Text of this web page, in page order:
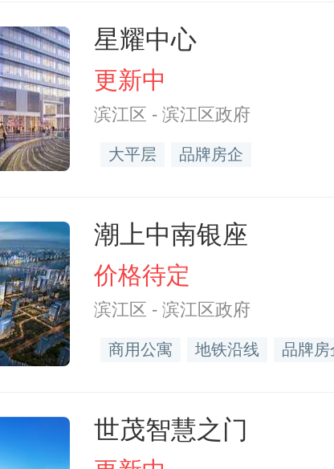
星耀中心
更新中
滨江区 - 滨江区政府
大平层 品牌房企
潮上中南银座
价格待定
滨江区 - 滨江区政府
商用公寓 地铁沿线 品牌房
世茂智慧之门